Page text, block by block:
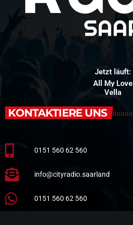
Jetzt läuft:
All My Love
Vella
KONTAKTIERE UNS
0151 560 62 560
info@cityradio.saarland
0151 560 62 560